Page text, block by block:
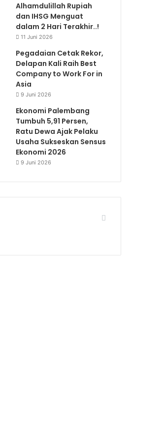
Alhamdulillah Rupiah
dan IHSG Menguat
dalam 2 Hari Terakhir..!
11 Juni 2026
Pegadaian Cetak Rekor,
Delapan Kali Raih Best
Company to Work For in
Asia
9 Juni 2026
Ekonomi Palembang
Tumbuh 5,91 Persen,
Ratu Dewa Ajak Pelaku
Usaha Sukseskan Sensus
Ekonomi 2026
9 Juni 2026